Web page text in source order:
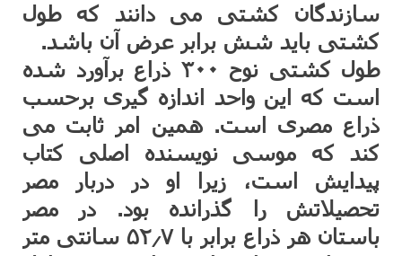
سازندگان کشتی می دانند که طول
کشتی باید شش برابر عرض آن باشد.
طول کشتی نوح ۳۰۰ ذراع برآورد شده
است که این واحد اندازه گیری برحسب
ذراع مصری است. همین امر ثابت می
کند که موسی نویسنده اصلی کتاب
پیدایش است، زیرا او در دربار مصر
تحصیلاتش را گذرانده بود. در مصر
باستان هر ذراع برابر با ۵۲٫۷ سانتی متر